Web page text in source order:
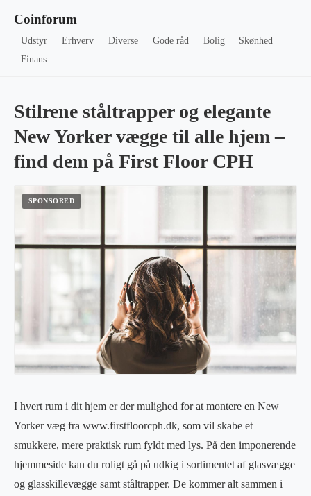
Coinforum
Udstyr Erhverv Diverse Gode råd Bolig
Skønhed
Finans
Stilrene ståltrapper og elegante
New Yorker vægge til alle hjem –
find dem på First Floor CPH
I hvert rum i dit hjem er der mulighed for at montere en New
Yorker væg fra www.firstfloorcph.dk, som vil skabe et
smukkere, mere praktisk rum fyldt med lys. På den imponerende
hjemmeside kan du roligt gå på udkig i sortimentet af glasvægge
og glasskillevægge samt ståltrapper. De kommer alt sammen i